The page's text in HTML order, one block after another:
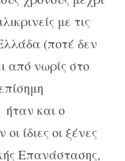
με τις
(ποτέ δεν
από νωρίς στο
ήταν και ο
ίδιες οι ξένες
Επανάστασης,